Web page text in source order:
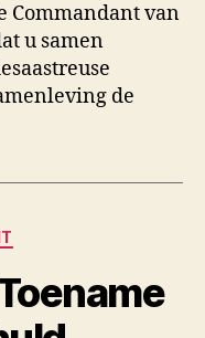
Commandant van
u samen
de